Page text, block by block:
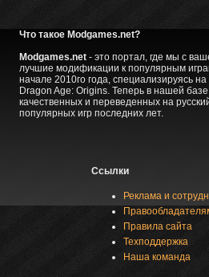
Что такое Modgames.net?
Modgames.net- это портал, где мы с
лучшие модификации к популярным
начале 2010го года, специализируясь
Dragon Age: Origins. Теперь в нашей
качественных и переведенных на
популярных игр последних лет.
Ссылки
Реклама и
Правила сайта
Техподдержка
Наша команда